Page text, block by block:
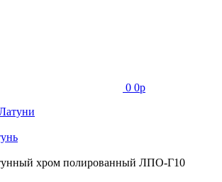
0 0p
хром полированный ЛПО-Г10